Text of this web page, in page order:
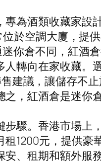
為酒類收藏家設
於空調大廈，提
你倉不同，紅酒
轉向在家收藏
建議，讓儲存不
，紅酒倉是迷你
驟。香港市場上
1200元，提供
、租期和額外服